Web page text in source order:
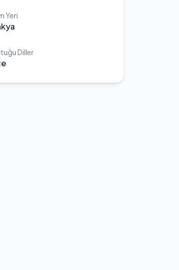
Yeri
Diller